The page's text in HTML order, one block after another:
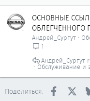
ОСНОВНЫЕ
ОБЛЕГЧЕННОГО
Андрей_Сургут
1
Обслуживание и
Андрей_Сургут
Поделиться: Facebook